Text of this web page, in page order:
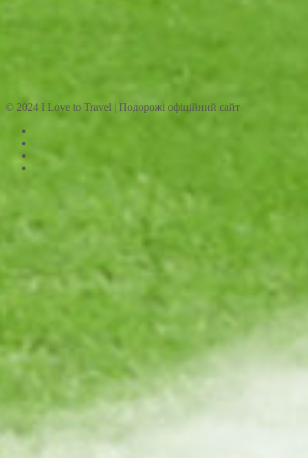
© 2024 I Love to Travel | Подорожі офіційний сайт